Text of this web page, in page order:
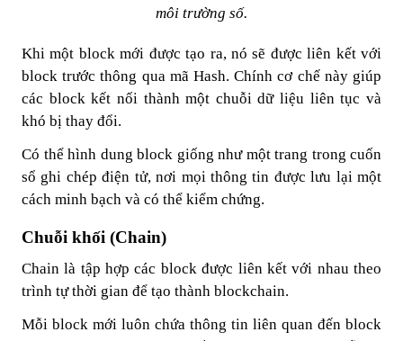
môi trường số.
Khi một block mới được tạo ra, nó sẽ được liên kết với
block trước thông qua mã Hash. Chính cơ chế này giúp
các block kết nối thành một chuỗi dữ liệu liên tục và
khó bị thay đổi.
Có thể hình dung block giống như một trang trong cuốn
sổ ghi chép điện tử, nơi mọi thông tin được lưu lại một
cách minh bạch và có thể kiểm chứng.
Chuỗi khối (Chain)
Chain là tập hợp các block được liên kết với nhau theo
trình tự thời gian để tạo thành blockchain.
Mỗi block mới luôn chứa thông tin liên quan đến block